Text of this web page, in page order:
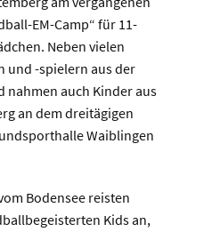
EM-Camp“ für 11-
Neben vielen
und -spielern aus der
nahmen auch Kinder aus
an dem dreitägigen
Waiblingen
Bodensee reisten
Kids an,